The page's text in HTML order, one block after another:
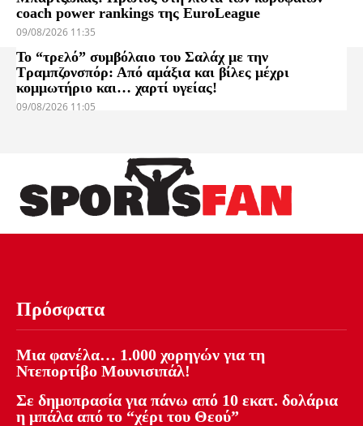
coach power rankings της EuroLeague
09/08/2026 11:35
Το “τρελό” συμβόλαιο του Σαλάχ με την
Τραμπζονσπόρ: Από αμάξια και βίλες μέχρι
κομμωτήριο και… χαρτί υγείας!
09/08/2026 11:05
Πρόσφατα
Μια φανέλα… 1.000 χορηγών για τη
Ντεπορτίβο Μουνισιπάλ!
Σε δημοπρασία για πάνω από 10 εκατ. δολάρια
η μπάλα από το “χέρι του Θεού”